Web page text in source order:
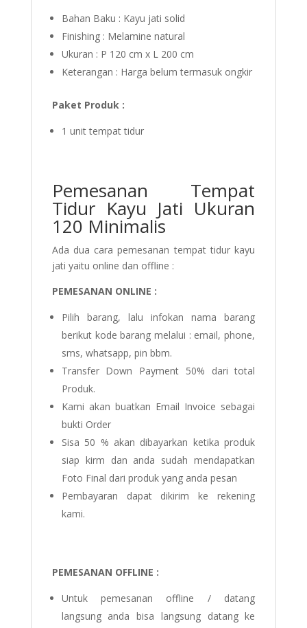
Bahan Baku : Kayu jati solid
Finishing : Melamine natural
Ukuran : P 120 cm x L 200 cm
Keterangan : Harga belum termasuk ongkir
Paket Produk :
1 unit tempat tidur
Pemesanan Tempat
Tidur Kayu Jati Ukuran
120 Minimalis
Ada dua cara pemesanan tempat tidur kayu
jati yaitu online dan offline :
PEMESANAN ONLINE :
Pilih barang, lalu infokan nama barang
berikut kode barang melalui : email, phone,
sms, whatsapp, pin bbm.
Transfer Down Payment 50% dari total
Produk.
Kami akan buatkan Email Invoice sebagai
bukti Order
Sisa 50 % akan dibayarkan ketika produk
siap kirm dan anda sudah mendapatkan
Foto Final dari produk yang anda pesan
Pembayaran dapat dikirim ke rekening
kami.
PEMESANAN OFFLINE :
Untuk pemesanan offline / datang
langsung anda bisa langsung datang ke